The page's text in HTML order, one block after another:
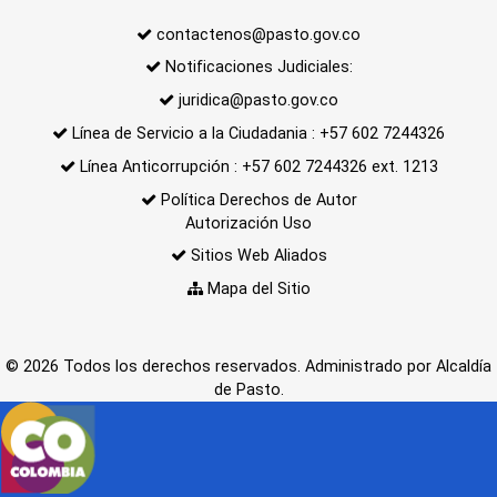
contactenos@pasto.gov.co
Notificaciones Judiciales:
juridica@pasto.gov.co
Línea de Servicio a la Ciudadania : +57 602 7244326
Línea Anticorrupción : +57 602 7244326 ext. 1213
Política Derechos de Autor
Autorización Uso
Sitios Web Aliados
Mapa del Sitio
© 2026 Todos los derechos reservados. Administrado por Alcaldía
de Pasto.